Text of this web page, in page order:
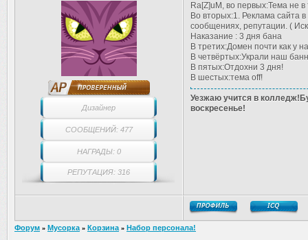
Дизайнер
СООБЩЕНИЙ: 477
НАГРАДЫ: 0
РЕПУТАЦИЯ: 316
Ra[Z]uM, во первых:Тема не
Во вторых:1. Реклама сайта
сообщениях, репутации. (
Наказание : 3 дня бана
В третих:Домен почти как у
В четвёртых:Украли наш
В пятых:Отдохни 3 дня!
В шестых:тема off!
Уезжаю учится в
воскресенье!
Форум » Мусорка » Корзина » Набор персонала!